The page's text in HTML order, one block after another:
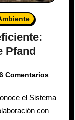
Pfand
6 Comentarios
el Sistema
con